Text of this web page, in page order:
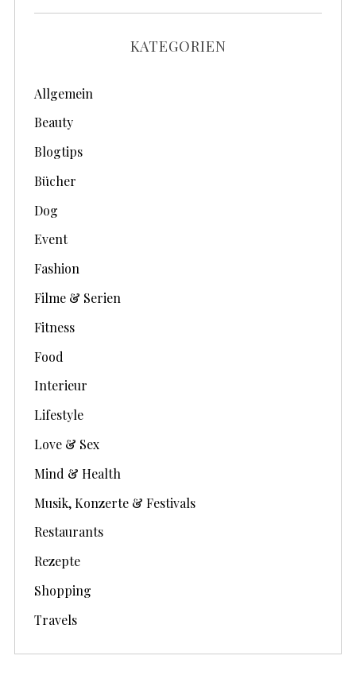
c
e
KATEGORIEN
Allgemein
Beauty
Blogtips
Bücher
Dog
Event
Fashion
Filme & Serien
Fitness
Food
Interieur
Lifestyle
Love & Sex
Mind & Health
Musik, Konzerte & Festivals
Restaurants
Rezepte
Shopping
Travels